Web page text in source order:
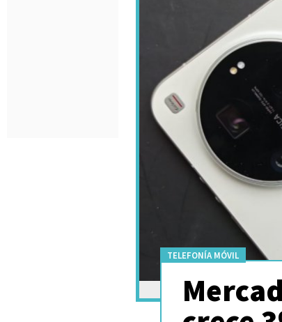
TELEFONÍA MÓVIL